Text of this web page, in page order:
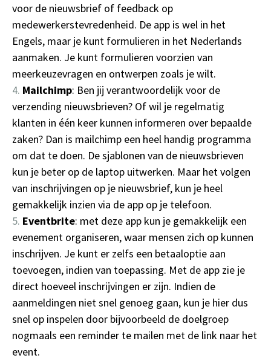
voor de nieuwsbrief of feedback op
medewerkerstevredenheid. De app is wel in het
Engels, maar je kunt formulieren in het Nederlands
aanmaken. Je kunt formulieren voorzien van
meerkeuzevragen en ontwerpen zoals je wilt.
Mailchimp: Ben jij verantwoordelijk voor de
verzending nieuwsbrieven? Of wil je regelmatig
klanten in één keer kunnen informeren over bepaalde
zaken? Dan is mailchimp een heel handig programma
om dat te doen. De sjablonen van de nieuwsbrieven
kun je beter op de laptop uitwerken. Maar het volgen
van inschrijvingen op je nieuwsbrief, kun je heel
gemakkelijk inzien via de app op je telefoon.
Eventbrite: met deze app kun je gemakkelijk een
evenement organiseren, waar mensen zich op kunnen
inschrijven. Je kunt er zelfs een betaaloptie aan
toevoegen, indien van toepassing. Met de app zie je
direct hoeveel inschrijvingen er zijn. Indien de
aanmeldingen niet snel genoeg gaan, kun je hier dus
snel op inspelen door bijvoorbeeld de doelgroep
nogmaals een reminder te mailen met de link naar het
event.